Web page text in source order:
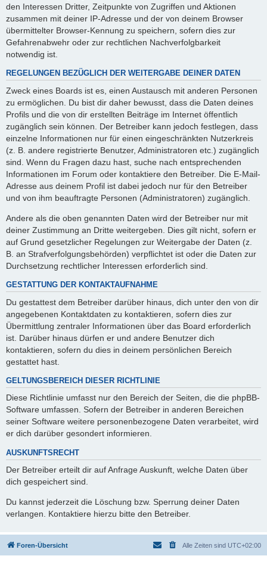
den Interessen Dritter, Zeitpunkte von Zugriffen und Aktionen
zusammen mit deiner IP-Adresse und der von deinem Browser
übermittelter Browser-Kennung zu speichern, sofern dies zur
Gefahrenabwehr oder zur rechtlichen Nachverfolgbarkeit
notwendig ist.
REGELUNGEN BEZÜGLICH DER WEITERGABE DEINER DATEN
Zweck eines Boards ist es, einen Austausch mit anderen Personen
zu ermöglichen. Du bist dir daher bewusst, dass die Daten deines
Profils und die von dir erstellten Beiträge im Internet öffentlich
zugänglich sein können. Der Betreiber kann jedoch festlegen, dass
einzelne Informationen nur für einen eingeschränkten Nutzerkreis
(z. B. andere registrierte Benutzer, Administratoren etc.) zugänglich
sind. Wenn du Fragen dazu hast, suche nach entsprechenden
Informationen im Forum oder kontaktiere den Betreiber. Die E-Mail-
Adresse aus deinem Profil ist dabei jedoch nur für den Betreiber
und von ihm beauftragte Personen (Administratoren) zugänglich.
Andere als die oben genannten Daten wird der Betreiber nur mit
deiner Zustimmung an Dritte weitergeben. Dies gilt nicht, sofern er
auf Grund gesetzlicher Regelungen zur Weitergabe der Daten (z.
B. an Strafverfolgungsbehörden) verpflichtet ist oder die Daten zur
Durchsetzung rechtlicher Interessen erforderlich sind.
GESTATTUNG DER KONTAKTAUFNAHME
Du gestattest dem Betreiber darüber hinaus, dich unter den von dir
angegebenen Kontaktdaten zu kontaktieren, sofern dies zur
Übermittlung zentraler Informationen über das Board erforderlich
ist. Darüber hinaus dürfen er und andere Benutzer dich
kontaktieren, sofern du dies in deinem persönlichen Bereich
gestattet hast.
GELTUNGSBEREICH DIESER RICHTLINIE
Diese Richtlinie umfasst nur den Bereich der Seiten, die die phpBB-
Software umfassen. Sofern der Betreiber in anderen Bereichen
seiner Software weitere personenbezogene Daten verarbeitet, wird
er dich darüber gesondert informieren.
AUSKUNFTSRECHT
Der Betreiber erteilt dir auf Anfrage Auskunft, welche Daten über
dich gespeichert sind.
Du kannst jederzeit die Löschung bzw. Sperrung deiner Daten
verlangen. Kontaktiere hierzu bitte den Betreiber.
Foren-Übersicht Alle Zeiten sind UTC+02:00